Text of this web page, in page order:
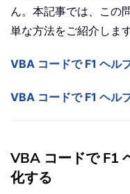
ん。本記事では、この
単な方法をご紹介します
VBA コードで F1 ヘル
VBA コードで F1 ヘル
VBA コードで F1
化する